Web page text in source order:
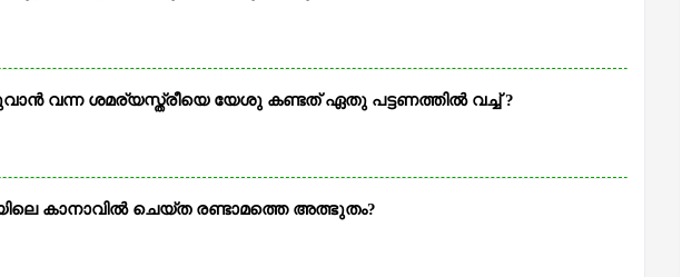
വന്ന ശമര്യസ്ത്രീയെ യേശു കണ്ടത് ഏതു പട്ടണത്തില്‍ വച്ച് ?
കാനാവില്‍ ചെയ്ത രണ്ടാമത്തെ അത്ഭുതം?